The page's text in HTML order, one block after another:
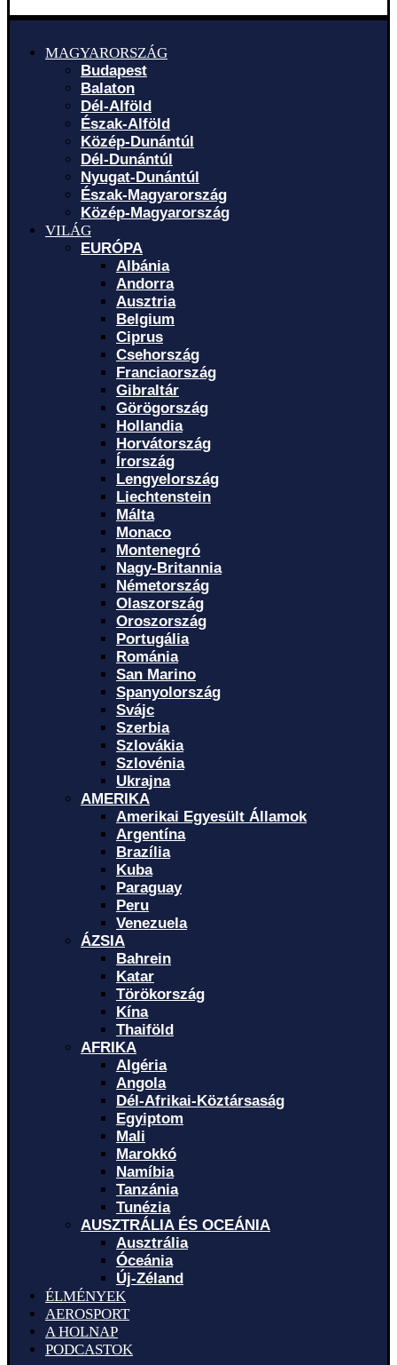
MAGYARORSZÁG
Budapest
Balaton
Dél-Alföld
Észak-Alföld
Közép-Dunántúl
Dél-Dunántúl
Nyugat-Dunántúl
Észak-Magyarország
Közép-Magyarország
VILÁG
EURÓPA
Albánia
Andorra
Ausztria
Belgium
Ciprus
Csehország
Franciaország
Gibraltár
Görögország
Hollandia
Horvátország
Írország
Lengyelország
Liechtenstein
Málta
Monaco
Montenegró
Nagy-Britannia
Németország
Olaszország
Oroszország
Portugália
Románia
San Marino
Spanyolország
Svájc
Szerbia
Szlovákia
Szlovénia
Ukrajna
AMERIKA
Amerikai Egyesült Államok
Argentína
Brazília
Kuba
Paraguay
Peru
Venezuela
ÁZSIA
Bahrein
Katar
Törökország
Kína
Thaiföld
AFRIKA
Algéria
Angola
Dél-Afrikai-Köztársaság
Egyiptom
Mali
Marokkó
Namíbia
Tanzánia
Tunézia
AUSZTRÁLIA ÉS OCEÁNIA
Ausztrália
Óceánia
Új-Zéland
ÉLMÉNYEK
AEROSPORT
A HOLNAP
PODCASTOK